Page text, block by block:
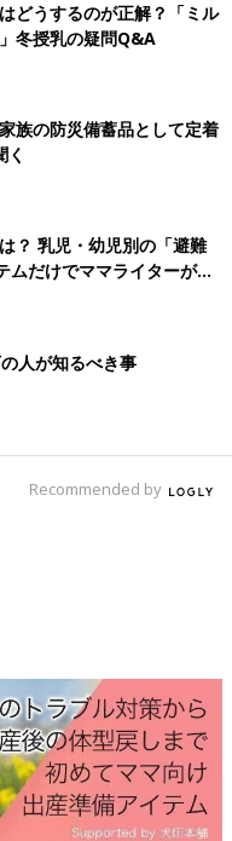
）
ミルク [ハトコのド
兄弟の子育て中です！妊
スタグラムがきっかけ
私の日常を描いたコミッ
ただけると嬉しいです。
ときでも授乳ができる乳
イントです。ミルク育児
児をしているママも、も
考えるといいかもしれま
ラブ編集部）
も
どうするのが正解？「ミル
冬授乳の疑問Q&A
族の防災備蓄品として定着
避難
ムだけでママライターがつ
人が知るべき事
Recommended by